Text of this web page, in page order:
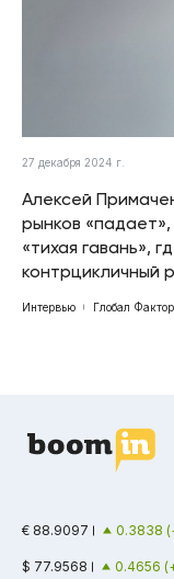
27 декабря 2024 г.
Алексей
рынков
«тихая гавань»,
контрцикличный
Интервью Глобал
€ 88.9097 0.3838
$ 77.9568 0.4656